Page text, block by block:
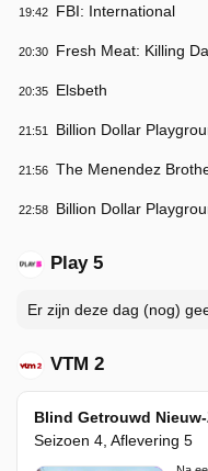
19:42 FBI: International
20:30 Fresh Meat: Killing
20:35 Elsbeth
21:51 Billion Dollar
21:56 The Menendez
22:58 Billion Dollar
Play 5
Er zijn deze dag (nog)
VTM 2
Blind Getrouwd
Seizoen 4, Aflevering 5